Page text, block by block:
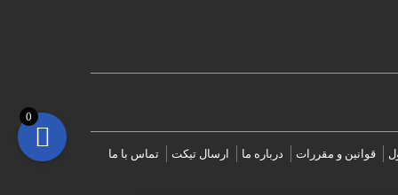
قوانین و مقررات درباره ما ارسال تیکت تماس با ما
0